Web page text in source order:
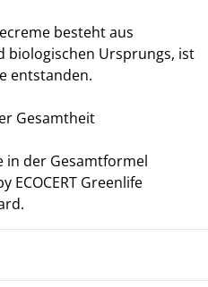
besteht aus
biologischen Ursprungs, ist
entstanden.
Gesamtheit
in der Gesamtformel
ECOCERT Greenlife